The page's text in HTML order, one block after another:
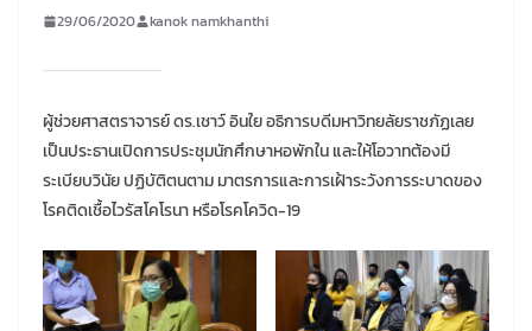
29/06/2020 kanok namkhanthi
ผู้ช่วยศาสตราจารย์ ดร.เชาว์ อินใย อธิการบดีมหาวิทยลัยราชภัฏเลย
เป็นประธานเปิดการประชุมนักศึกษาหอพักใน และให้โอวาทต้องมี
ระเบียบวินัย ปฏิบัติตนตาม มาตรการและการเฝ้าระวังการระบาดของ
โรคติดเชื้อไวรัสโคโรนา หรือโรคโควิด-19